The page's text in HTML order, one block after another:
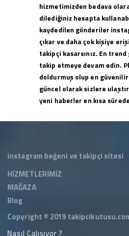
hizmetimizden bedava
dilediğiniz hesapta
kaydedilen gönderiler
çıkar ve daha çok kişiye
takipçi kasarsınız. En
takip etmeye devam edin.
doldurmuş olup en
güncel olarak sizlere
yeni haberler en kısa
instagram beğeni ve takipçi sitesi
HİZMETLERİMİZ
MAĞAZA
Blog
Copyright © 2019
Nasıl Çalışıyor ?